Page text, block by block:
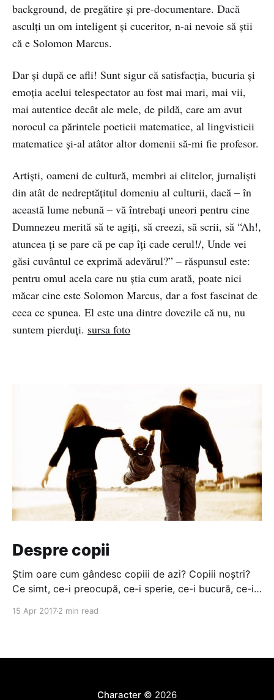
background, de pregătire și pre-documentare. Dacă
asculți un om inteligent și cuceritor, n-ai nevoie să știi
că e Solomon Marcus.
Dar și după ce afli! Sunt sigur că satisfacția, bucuria și
emoția acelui telespectator au fost mai mari, mai vii,
mai autentice decât ale mele, de pildă, care am avut
norocul ca părintele poeticii matematice, al lingvisticii
matematice și-al atâtor altor domenii să-mi fie profesor.
Artiști, oameni de cultură, membri ai elitelor, jurnaliști
din atât de nedreptățitul domeniu al culturii, dacă – în
această lume nebună – vă întrebați uneori pentru cine
Dumnezeu merită să te agiți, să creezi, să scrii, să “Ah!,
atuncea ți se pare că pe cap îți cade cerul!/, Unde vei
găsi cuvântul ce exprimă adevărul?” – răspunsul este:
pentru omul acela care nu știa cum arată, poate nici
măcar cine este Solomon Marcus, dar a fost fascinat de
ceea ce spunea. El este una dintre dovezile că nu, nu
suntem pierduți. sursa foto
Despre copii
Știm oare cum gândesc copiii de azi? Copiii noștri?
Ce simt, ce-i preocupă, ce-i sperie, ce-i bucură, ce-i
fac sau pe unde sunt. N-avem timp. Toată ziua la
15 Apr 20172 min read
Character© 2026